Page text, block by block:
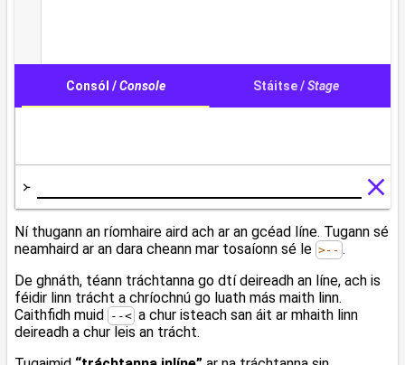
Ní thugann an ríomhaire aird ach ar an gcéad líne. Tugann sé
neamhaird ar an dara cheann mar tosaíonn sé le >-- .
De ghnáth, téann tráchtanna go dtí deireadh an líne, ach is
féidir linn trácht a chríochnú go luath más maith linn.
Caithfidh muid --< a chur isteach san áit ar mhaith linn
deireadh a chur leis an trácht.